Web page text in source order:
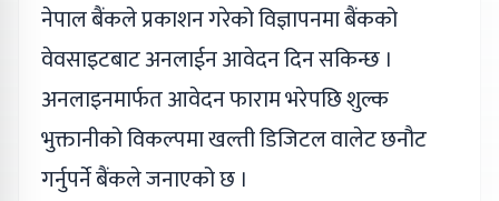
नेपाल बैंकले प्रकाशन गरेको विज्ञापनमा बैंकको
वेवसाइटबाट अनलाईन आवेदन दिन सकिन्छ ।
अनलाइनमार्फत आवेदन फाराम भरेपछि शुल्क
भुक्तानीको विकल्पमा खल्ती डिजिटल वालेट छनौट
गर्नुपर्ने बैंकले जनाएको छ ।